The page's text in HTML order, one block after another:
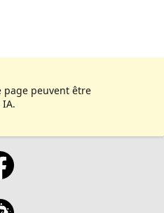
page peuvent être